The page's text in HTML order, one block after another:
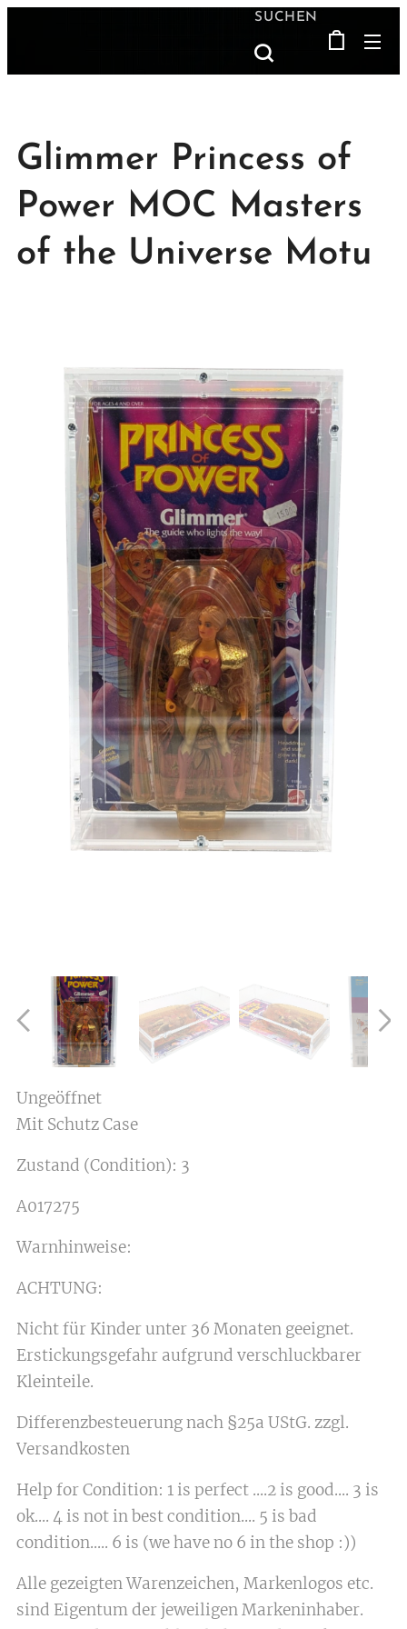
SUCHEN
Glimmer Princess of
Power MOC Masters
of the Universe Motu
Ungeöffnet
Mit Schutz Case
Zustand (Condition): 3
A017275
Warnhinweise:
ACHTUNG:
Nicht für Kinder unter 36 Monaten geeignet.
Erstickungsgefahr aufgrund verschluckbarer
Kleinteile.
Differenzbesteuerung nach §25a UStG. zzgl.
Versandkosten
Help for Condition: 1 is perfect ....2 is good.... 3 is
ok.... 4 is not in best condition.... 5 is bad
condition..... 6 is (we have no 6 in the shop :))
Alle gezeigten Warenzeichen, Markenlogos etc.
sind Eigentum der jeweiligen Markeninhaber.